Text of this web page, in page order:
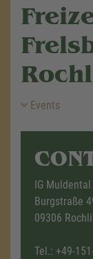
Events
IG
Burgstraße
09306
Tel.: +49-